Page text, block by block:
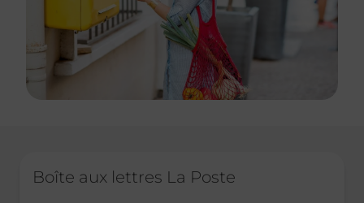
Boîte aux lettres La Poste